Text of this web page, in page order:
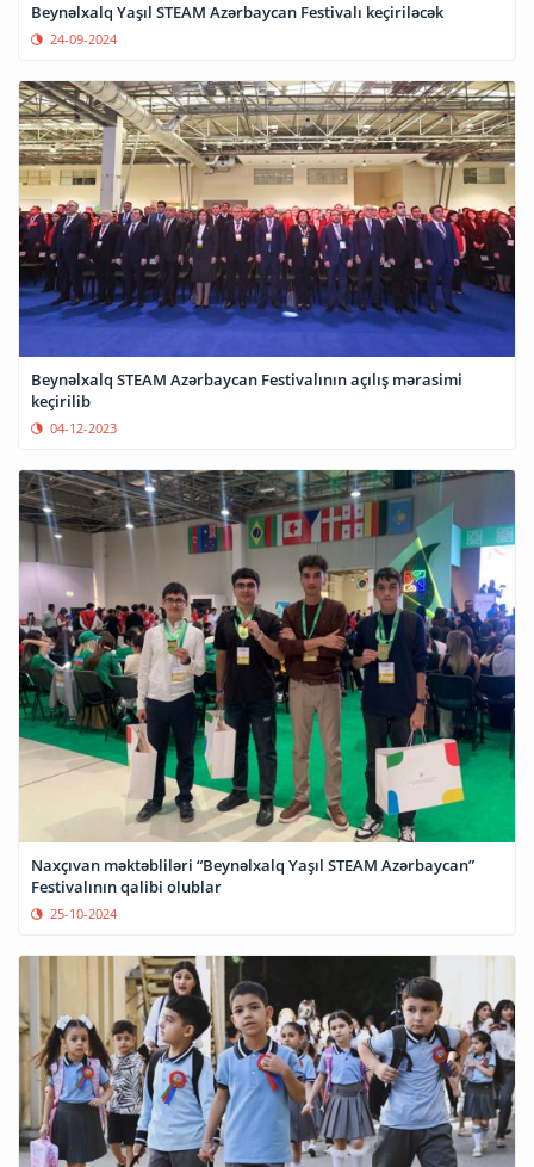
Beynəlxalq Yaşıl STEAM Azərbaycan Festivalı keçiriləcək
24-09-2024
Beynəlxalq STEAM Azərbaycan Festivalının açılış mərasimi
keçirilib
04-12-2023
Naxçıvan məktəbliləri “Beynəlxalq Yaşıl STEAM Azərbaycan”
Festivalının qalibi olublar
25-10-2024